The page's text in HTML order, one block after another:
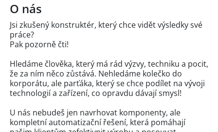
O nás
Jsi zkušený konstruktér, který chce vidět výsledky své
práce?
Pak pozorně čti!
Hledáme člověka, který má rád výzvy, techniku a pocit,
že za ním něco zůstává. Nehledáme kolečko do
korporátu, ale parťáka, který se chce podílet na vývoji
technologií a zařízení, co opravdu dávají smysl!
U nás nebudeš jen navrhovat komponenty, ale
kompletní automatizační řešení, která pomáhají